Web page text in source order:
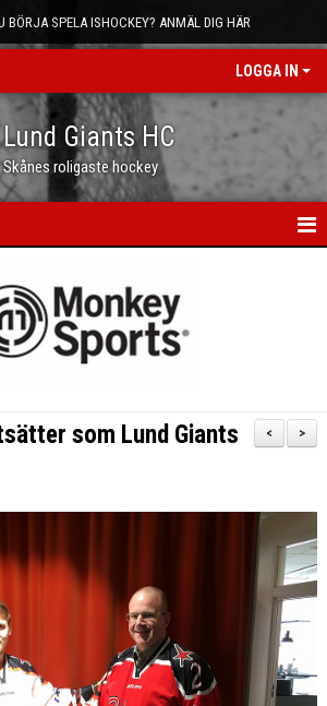
BÖRJA SPELA ISHOCKEY? ANMÄL DIG HÄR
LOGGA IN
Lund Giants HC
Skånes roligaste hockey
>
<
som Lund Giants